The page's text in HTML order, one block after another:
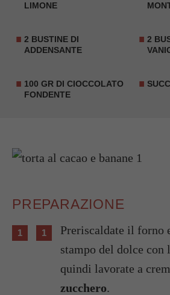
LIMONE
2 BUSTINE DI
ADDENSANTE
2
100 GR DI CIOCCOLATO
FONDENTE
PREPARAZIONE
Preriscaldate il forno
stampo del dolce con
quindi lavorate a
zucchero.